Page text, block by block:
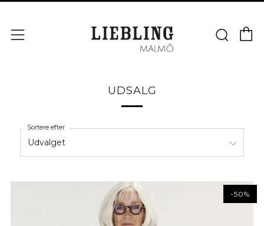
Menu Søg
UDSALG
Sortere efter
-50%